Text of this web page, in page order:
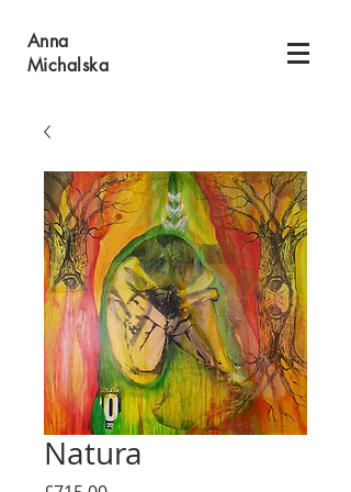
Anna
Michalska
Natura